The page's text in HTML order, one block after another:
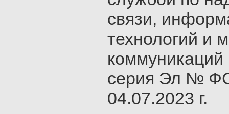
связи,
технологий и
серия Эл №
04.07.2023 г.